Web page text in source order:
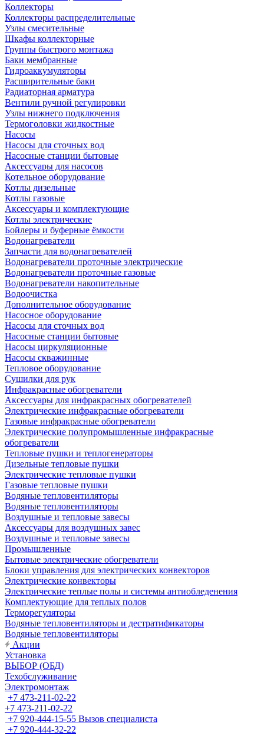
Коллекторы
Коллекторы распределительные
Узлы смесительные
Шкафы коллекторные
Группы быстрого монтажа
Баки мембранные
Гидроаккумуляторы
Расширительные баки
Радиаторная арматура
Вентили ручной регулировки
Узлы нижнего подключения
Термоголовки жидкостные
Насосы
Насосы для сточных вод
Насосные станции бытовые
Аксессуары для насосов
Котельное оборудование
Котлы дизельные
Котлы газовые
Аксессуары и комплектующие
Котлы электрические
Бойлеры и буферные ёмкости
Водонагреватели
Запчасти для водонагревателей
Водонагреватели проточные электрические
Водонагреватели проточные газовые
Водонагреватели накопительные
Водоочистка
Дополнительное оборудование
Насосное оборудование
Насосы для сточных вод
Насосные станции бытовые
Насосы циркуляционные
Насосы скважинные
Тепловое оборудование
Сушилки для рук
Инфракрасные обогреватели
Аксессуары для инфракрасных обогревателей
Электрические инфракрасные обогреватели
Газовые инфракрасные обогреватели
Электрические полупромышленные инфракрасные
обогреватели
Тепловые пушки и теплогенераторы
Дизельные тепловые пушки
Электрические тепловые пушки
Газовые тепловые пушки
Водяные тепловентиляторы
Водяные тепловентиляторы
Воздушные и тепловые завесы
Аксессуары для воздушных завес
Воздушные и тепловые завесы
Промышленные
Бытовые электрические обогреватели
Блоки управления для электрических конвекторов
Электрические конвекторы
Электрические теплые полы и системы антиобледенения
Комплектующие для теплых полов
Терморегуляторы
Водяные тепловентиляторы и дестратификаторы
Водяные тепловентиляторы
Акции
Установка
ВЫБОР (ОБД)
Техобслуживание
Электромонтаж
+7 473-211-02-22
+7 473-211-02-22
+7 920-444-15-55 Вызов специалиста
+7 920-444-32-22